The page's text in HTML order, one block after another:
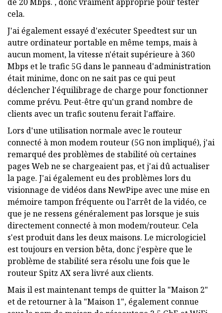
cela.
J'ai également essayé d'exécuter Speedtest sur un
autre ordinateur portable en même temps, mais à
aucun moment, la vitesse n'était supérieure à 360
Mbps et le trafic 5G dans le panneau d'administration
était minime, donc on ne sait pas ce qui peut
déclencher l'équilibrage de charge pour fonctionner
comme prévu. Peut-être qu'un grand nombre de
clients avec un trafic soutenu ferait l'affaire.
Lors d'une utilisation normale avec le routeur
connecté à mon modem routeur (5G non impliqué), j'ai
remarqué des problèmes de stabilité où certaines
pages Web ne se chargeaient pas, et j'ai dû actualiser
la page. J'ai également eu des problèmes lors du
visionnage de vidéos dans NewPipe avec une mise en
mémoire tampon fréquente ou l'arrêt de la vidéo, ce
que je ne ressens généralement pas lorsque je suis
directement connecté à mon modem/routeur. Cela
s'est produit dans les deux maisons. Le micrologiciel
est toujours en version bêta, donc j'espère que le
problème de stabilité sera résolu une fois que le
routeur Spitz AX sera livré aux clients.
Mais il est maintenant temps de quitter la "Maison 2"
et de retourner à la "Maison 1", également connue